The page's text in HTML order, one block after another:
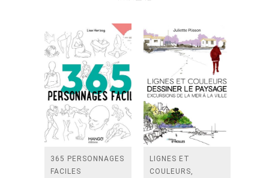
365 PERSONNAGES
FACILES
LIGNES ET
COULEURS,